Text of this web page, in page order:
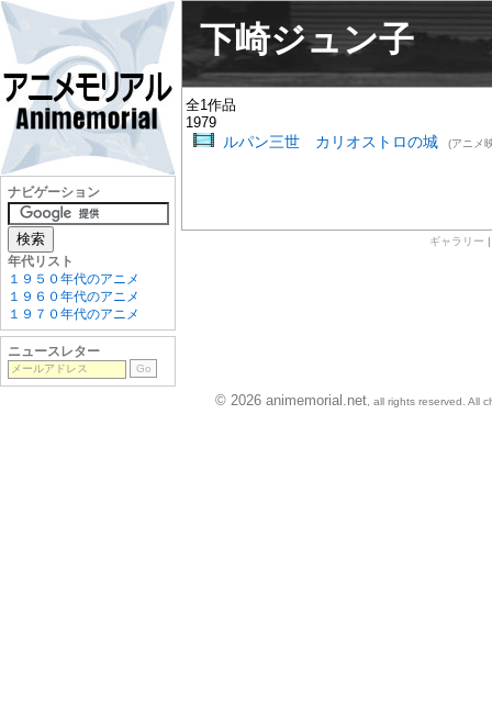
下崎ジュン子
全1作品
1979
ルパン三世 カリオストロの城 (アニメ
ギャラリー
ナビゲーション
年代リスト
１９５０年代のアニメ
１９６０年代のアニメ
１９７０年代のアニメ
ニュースレター
© 2026 animemorial.net , all rights reserved. All